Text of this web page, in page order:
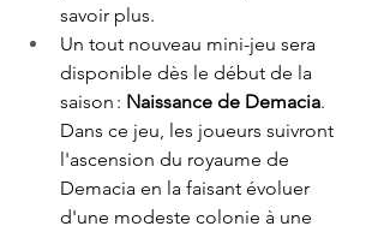
savoir plus.
Un tout nouveau mini-jeu sera
disponible dès le début de la
saison : Naissance de Demacia.
Dans ce jeu, les joueurs suivront
l'ascension du royaume de
Demacia en la faisant évoluer
d'une modeste colonie à une